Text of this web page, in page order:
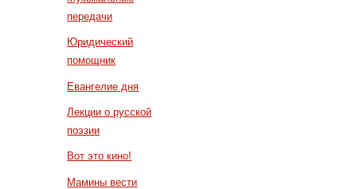
передачи
Юридический
помощник
Евангелие дня
Лекции о русской
поэзии
Вот это кино!
Мамины вести